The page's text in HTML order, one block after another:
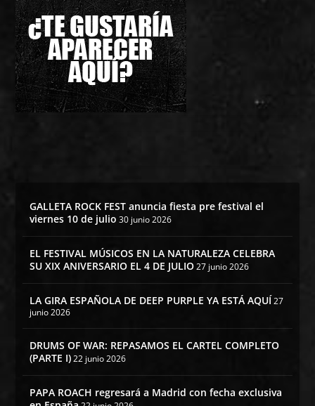
GALLETA ROCK FEST anuncia fiesta pre festival el
viernes 10 de julio 30 junio 2026
EL FESTIVAL MÚSICOS EN LA NATURALEZA CELEBRA
SU XIX ANIVERSARIO EL 4 DE JULIO 27 junio 2026
LA GIRA ESPAÑOLA DE DEEP PURPLE YA ESTÁ AQUÍ27
junio 2026
DRUMS OF WAR: REPASAMOS EL CARTEL COMPLETO
(PARTE I) 22 junio 2026
PAPA ROACH regresará a Madrid con fecha exclusiva